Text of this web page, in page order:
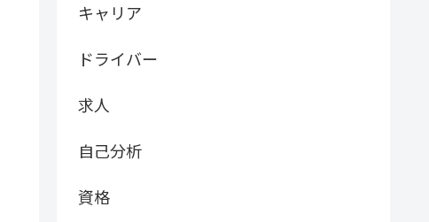
キャリア
ドライバー
求人
自己分析
資格